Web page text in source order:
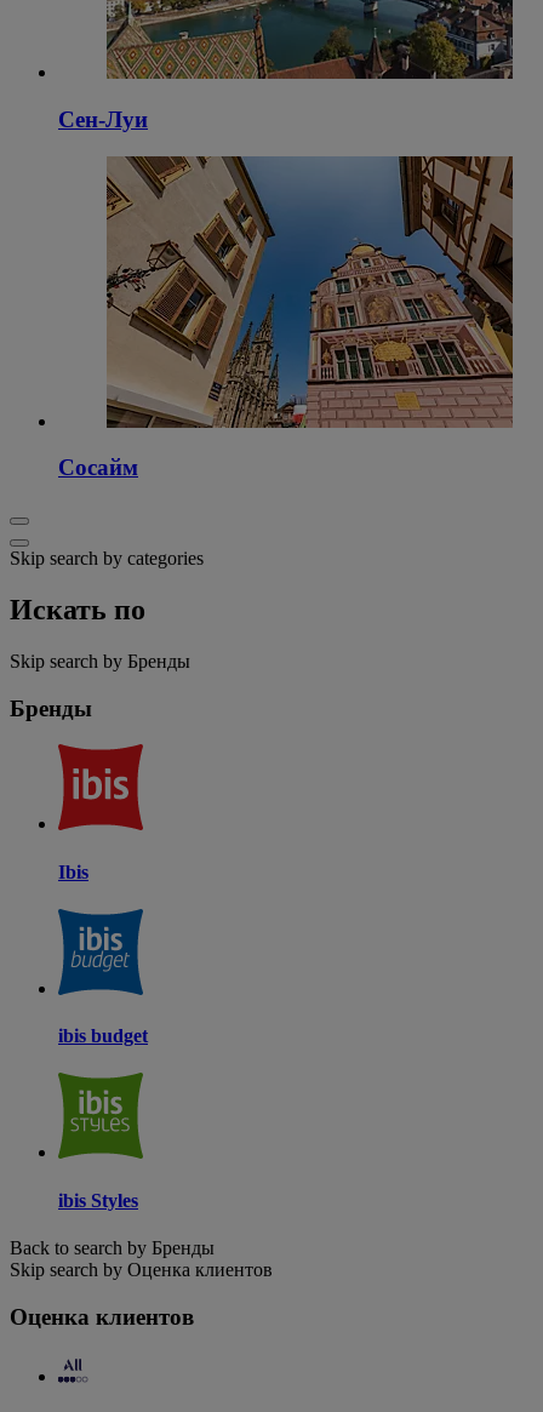
Сен-Луи
Сосайм
Skip search by categories
Искать по
Skip search by Бренды
Бренды
Ibis
ibis budget
ibis Styles
Back to search by Бренды
Skip search by Оценка клиентов
Оценка клиентов